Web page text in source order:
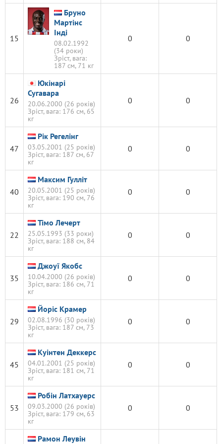
15
Бруно
Мартінс
Інді
08.02.1992
(34 роки)
Зріст, вага:
187 см, 71 кг
0 0
26
Юкінарі
Сугавара
20.06.2000 (26 років)
Зріст, вага: 176 см, 65
кг
0 0
47
Рік Регелінг
03.05.2001 (25 років)
Зріст, вага: 187 см, 67
кг
0 0
40
Максим Гулліт
20.05.2001 (25 років)
Зріст, вага: 190 см, 76
кг
0 0
22
Тімо Лечерт
25.05.1993 (33 роки)
Зріст, вага: 188 см, 84
кг
0 0
35
Джоуї Якобс
10.04.2000 (26 років)
Зріст, вага: 186 см, 71
кг
0 0
29
Йоріс Крамер
02.08.1996 (30 років)
Зріст, вага: 187 см, 73
кг
0 0
45
Куінтен Деккерс
04.01.2001 (25 років)
Зріст, вага: 181 см, 71
кг
0 0
53
Робін Латхауерс
09.03.2000 (26 років)
Зріст, вага: 179 см, 63
кг
0 0
Рамон Леувін